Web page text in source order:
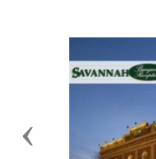
Previous